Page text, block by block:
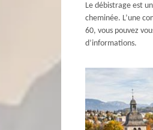
Le débistrage est
cheminée. L’une
60, vous pouvez
d’informations.